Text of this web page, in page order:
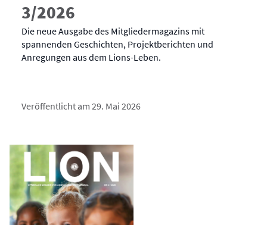
3/2026
Die neue Ausgabe des Mitgliedermagazins mit
spannenden Geschichten, Projektberichten und
Anregungen aus dem Lions-Leben.
Veröffentlicht am 29. Mai 2026